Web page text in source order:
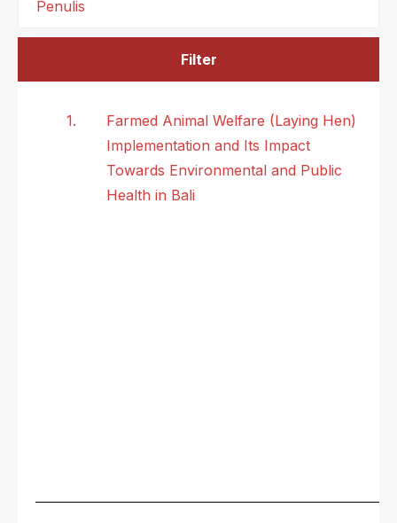
Filter
1.
Farmed Animal Welfare (Laying Hen)
Implementation and Its Impact
Towards Environmental and Public
Health in Bali